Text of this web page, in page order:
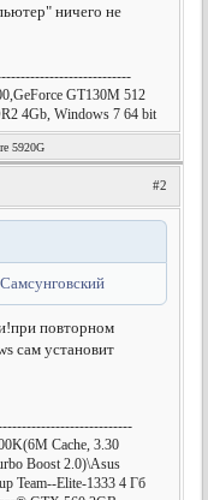
ничего не
GT130M 512
4Gb, Windows 7 64 bit
5920G
#2
повторном
сам установит
Cache, 3.30
Boost 2.0)\Asus
Team--Elite-1333 4 Гб